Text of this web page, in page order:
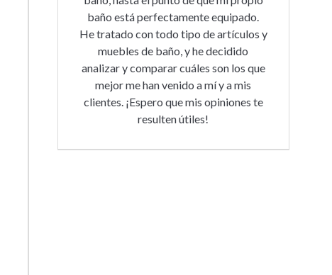
baño está perfectamente equipado.
He tratado con todo tipo de artículos y
muebles de baño, y he decidido
analizar y comparar cuáles son los que
mejor me han venido a mí y a mis
clientes. ¡Espero que mis opiniones te
resulten útiles!